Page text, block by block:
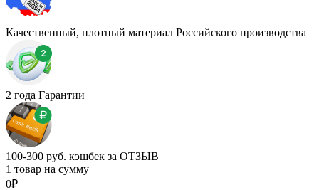
Качественный, плотный материал Российского производства
2 года Гарантии
100-300 руб. кэшбек за ОТЗЫВ
1 товар на сумму
0₽